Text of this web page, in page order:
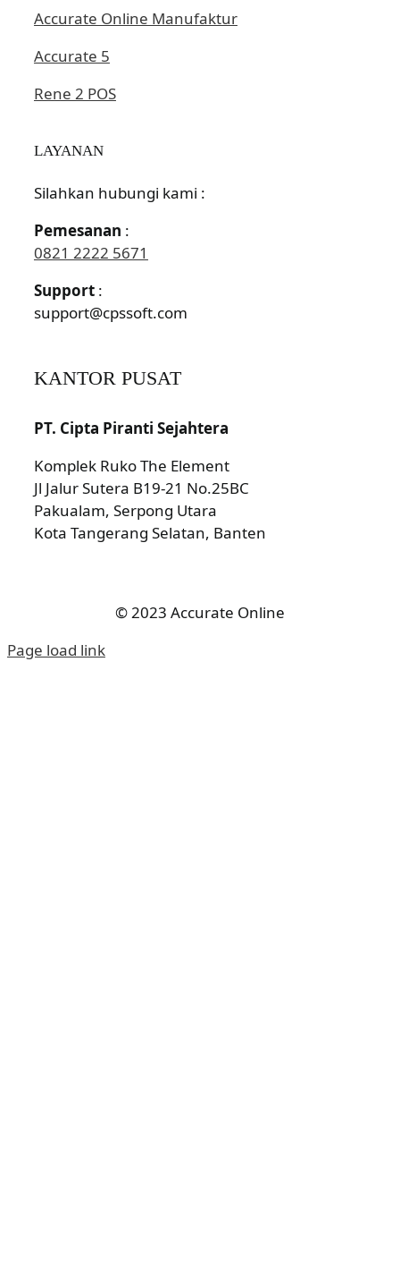
Accurate Online Manufaktur
Accurate 5
Rene 2 POS
LAYANAN
Silahkan hubungi kami :
Pemesanan :
0821 2222 5671
Support:
support@cpssoft.com
KANTOR PUSAT
PT. Cipta Piranti Sejahtera
Komplek Ruko The Element
Jl Jalur Sutera B19-21 No.25BC
Pakualam, Serpong Utara
Kota Tangerang Selatan, Banten
© 2023 Accurate Online
Page load link